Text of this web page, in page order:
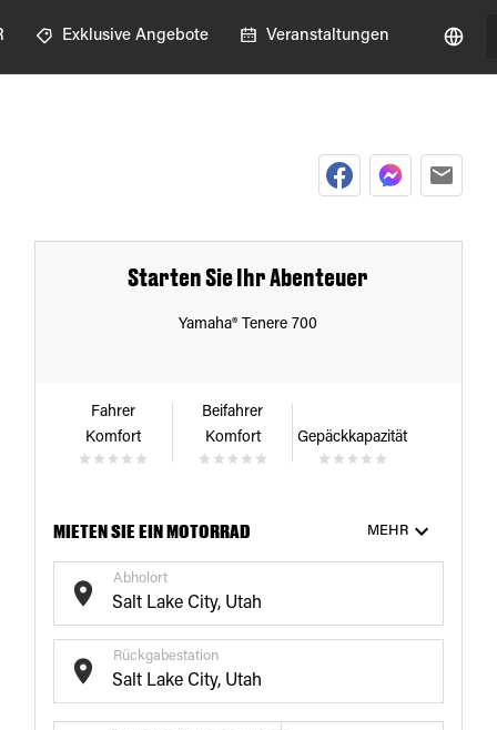
Exklusive Angebote Veranstaltungen
€151/ Tag
19+Tage
€150/ Tag
21+Tage
Starten Sie Ihr Abenteuer
Yamaha® Tenere 700
Fahrer
Komfort
Beifahrer
Komfort
Gepäckkapazität
MIETEN SIE EIN MOTORRAD MEHR
Abholort
Rückgabestation